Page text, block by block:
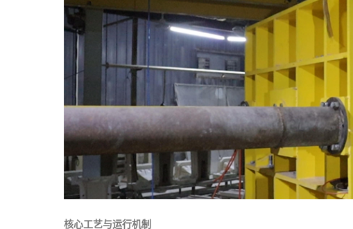
核心工艺与运行机制